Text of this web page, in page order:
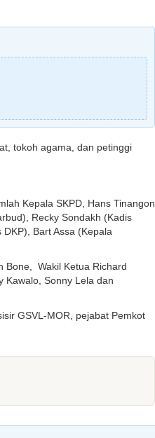
tokoh agama, dan petinggi
Kepala SKPD, Hans Tinangon
Recky Sondakh (Kadis
Bart Assa (Kepala
Bone, Wakil Ketua Richard
Kawalo, Sonny Lela dan
GSVL-MOR, pejabat Pemkot